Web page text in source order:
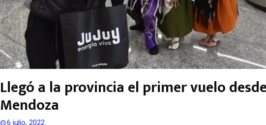
Llegó a la provincia el primer vuelo
Mendoza
6 julio, 2022